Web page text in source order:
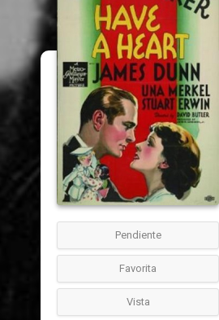
Pendiente
Favorita
Vista